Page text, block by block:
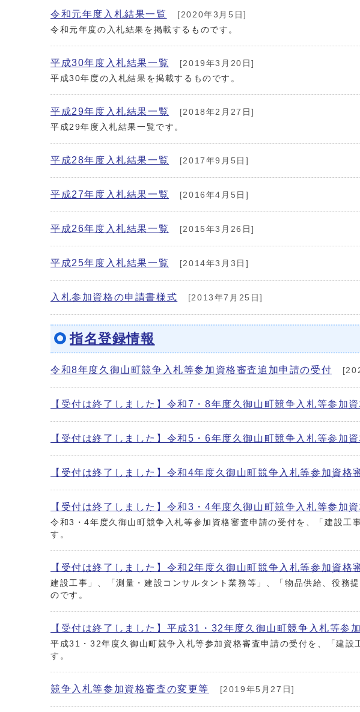
令和元年度入札結果一覧
[2020年3月5日]
令和元年度の入札結果を掲載するものです。
平成30年度入札結果一覧
[2019年3月20日]
平成30年度の入札結果を掲載するものです。
平成29年度入札結果一覧
[2018年2月27日]
平成29年度入札結果一覧です。
平成28年度入札結果一覧 [2017年9月5日]
平成27年度入札結果一覧 [2016年4月5日]
平成26年度入札結果一覧 [2015年3月26日]
平成25年度入札結果一覧 [2014年3月3日]
入札参加資格の申請書様式 [2013年7月25日]
指名登録情報
令和8年度久御山町競争入札等参加資格審査追加申請の受付
【受付は終了しました】令和7・8年度久御山町競争入札等参加
【受付は終了しました】令和5・6年度久御山町競争入札等参加
【受付は終了しました】令和4年度久御山町競争入札等参加資格
【受付は終了しました】令和3・4年度久御山町競争入札等参加
令和3・4年度久御山町競争入札等参加資格審査申請の受付を、「建設
す。
【受付は終了しました】令和2年度久御山町競争入札等参加資格
建設工事」、「測量・建設コンサルタント業務等」、「物品供給、役務
のです。
【受付は終了しました】平成31・32年度久御山町競争入札等参
平成31・32年度久御山町競争入札等参加資格審査申請の受付を、「建
す。
競争入札等参加資格審査の変更等 [2019年5月27日]